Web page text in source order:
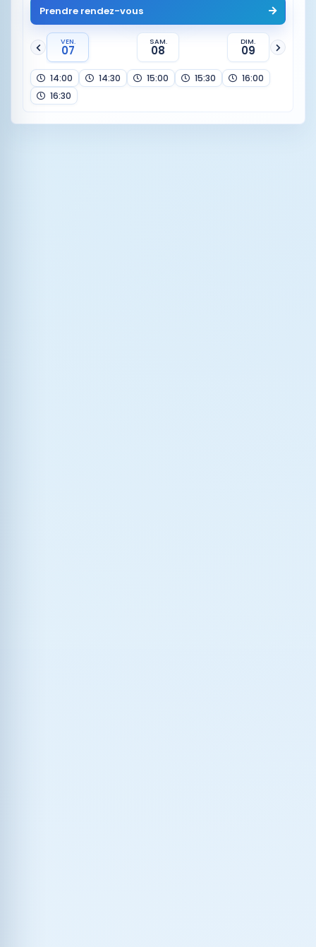
Prendre rendez-vous
VEN.
07
SAM.
08
DIM.
09
14:00 14:30 15:00 15:30
16:00
16:30